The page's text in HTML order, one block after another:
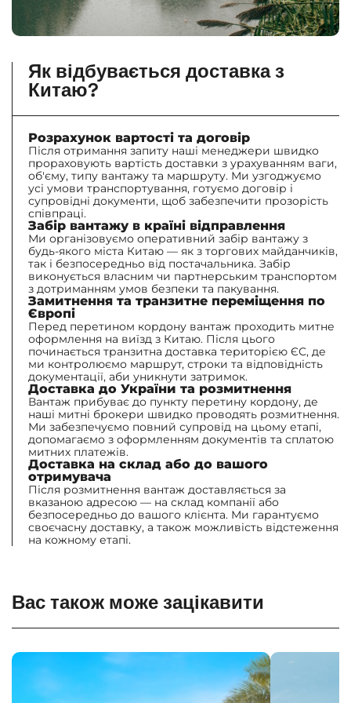
Як відбувається доставка з
Китаю?
Розрахунок вартості та договір
Після отримання запиту наші менеджери швидко
прораховують вартість доставки з урахуванням ваги,
об'єму, типу вантажу та маршруту. Ми узгоджуємо
усі умови транспортування, готуємо договір і
супровідні документи, щоб забезпечити прозорість
співпраці.
Забір вантажу в країні відправлення
Ми організовуємо оперативний забір вантажу з
будь-якого міста Китаю — як з торгових майданчиків,
так і безпосередньо від постачальника. Забір
виконується власним чи партнерським транспортом
з дотриманням умов безпеки та пакування.
Замитнення та транзитне переміщення по
Європі
Перед перетином кордону вантаж проходить митне
оформлення на виїзд з Китаю. Після цього
починається транзитна доставка територією ЄС, де
ми контролюємо маршрут, строки та відповідність
документації, аби уникнути затримок.
Доставка до України та розмитнення
Вантаж прибуває до пункту перетину кордону, де
наші митні брокери швидко проводять розмитнення.
Ми забезпечуємо повний супровід на цьому етапі,
допомагаємо з оформленням документів та сплатою
митних платежів.
Доставка на склад або до вашого
отримувача
Після розмитнення вантаж доставляється за
вказаною адресою — на склад компанії або
безпосередньо до вашого клієнта. Ми гарантуємо
своєчасну доставку, а також можливість відстеження
на кожному етапі.
Вас також може зацікавити